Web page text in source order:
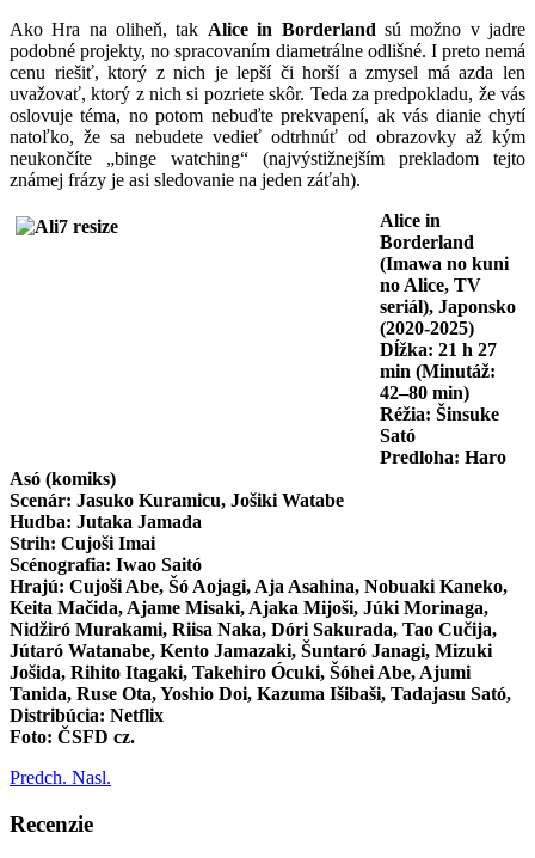
Ako Hra na oliheň, tak Alice in Borderland sú možno v jadre
podobné projekty, no spracovaním diametrálne odlišné. I preto nemá
cenu riešiť, ktorý z nich je lepší či horší a zmysel má azda len
uvažovať, ktorý z nich si pozriete skôr. Teda za predpokladu, že vás
oslovuje téma, no potom nebuďte prekvapení, ak vás dianie chytí
natoľko, že sa nebudete vedieť odtrhnúť od obrazovky až kým
neukončíte „binge watching“ (najvýstižnejším prekladom tejto
známej frázy je asi sledovanie na jeden záťah).
Alice in
Borderland
(Imawa no kuni
no Alice, TV
seriál), Japonsko
(2020-2025)
Dĺžka: 21 h 27
min (Minutáž:
42–80 min)
Réžia: Šinsuke
Sató
Predloha: Haro
Asó (komiks)
Scenár: Jasuko Kuramicu, Jošiki Watabe
Hudba: Jutaka Jamada
Strih: Cujoši Imai
Scénografia: Iwao Saitó
Hrajú: Cujoši Abe, Šó Aojagi, Aja Asahina, Nobuaki Kaneko,
Keita Mačida, Ajame Misaki, Ajaka Mijoši, Júki Morinaga,
Nidžiró Murakami, Riisa Naka, Dóri Sakurada, Tao Cučija,
Jútaró Watanabe, Kento Jamazaki, Šuntaró Janagi, Mizuki
Jošida, Rihito Itagaki, Takehiro Ócuki, Šóhei Abe, Ajumi
Tanida, Ruse Ota, Yoshio Doi, Kazuma Išibaši, Tadajasu Sató,
Distribúcia: Netflix
Foto: ČSFD cz.
Predch. Nasl.
Recenzie